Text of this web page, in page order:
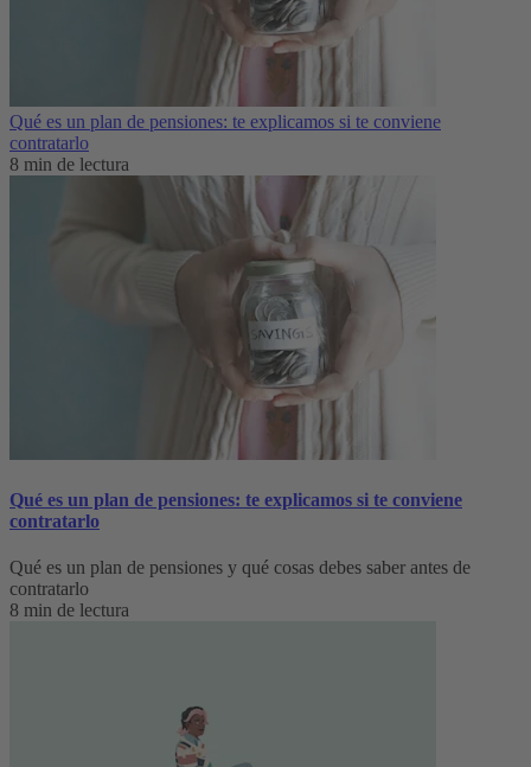
Qué es un plan de pensiones: te explicamos si te conviene
contratarlo
8 min de lectura
Qué es un plan de pensiones: te explicamos si te conviene
contratarlo
Qué es un plan de pensiones y qué cosas debes saber antes de
contratarlo
8 min de lectura